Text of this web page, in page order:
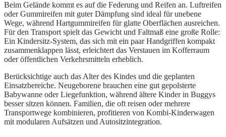
Beim Gelände kommt es auf die Federung und Reifen an. Luftreifen
oder Gummireifen mit guter Dämpfung sind ideal für unebene
Wege, während Hartgummireifen für glatte Oberflächen ausreichen.
Für den Transport spielt das Gewicht und Faltmaß eine große Rolle:
Ein Kindersitz-System, das sich mit ein paar Handgriffen kompakt
zusammenklappen lässt, erleichtert das Verstauen im Kofferraum
oder öffentlichen Verkehrsmitteln erheblich.
Berücksichtige auch das Alter des Kindes und die geplanten
Einsatzbereiche. Neugeborene brauchen eine gut gepolsterte
Babywanne oder Liegefunktion, während ältere Kinder in Buggys
besser sitzen können. Familien, die oft reisen oder mehrere
Transportwege kombinieren, profitieren von Kombi-Kinderwagen
mit modularen Aufsätzen und Autositzintegration.